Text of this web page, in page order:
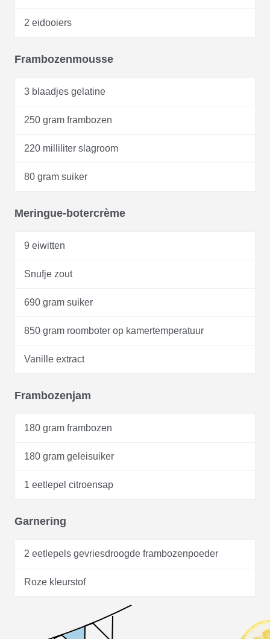
2 eidooiers
Frambozenmousse
3 blaadjes gelatine
250 gram frambozen
220 milliliter slagroom
80 gram suiker
Meringue-botercrème
9 eiwitten
Snufje zout
690 gram suiker
850 gram roomboter op kamertemperatuur
Vanille extract
Frambozenjam
180 gram frambozen
180 gram geleisuiker
1 eetlepel citroensap
Garnering
2 eetlepels gevriesdroogde frambozenpoeder
Roze kleurstof